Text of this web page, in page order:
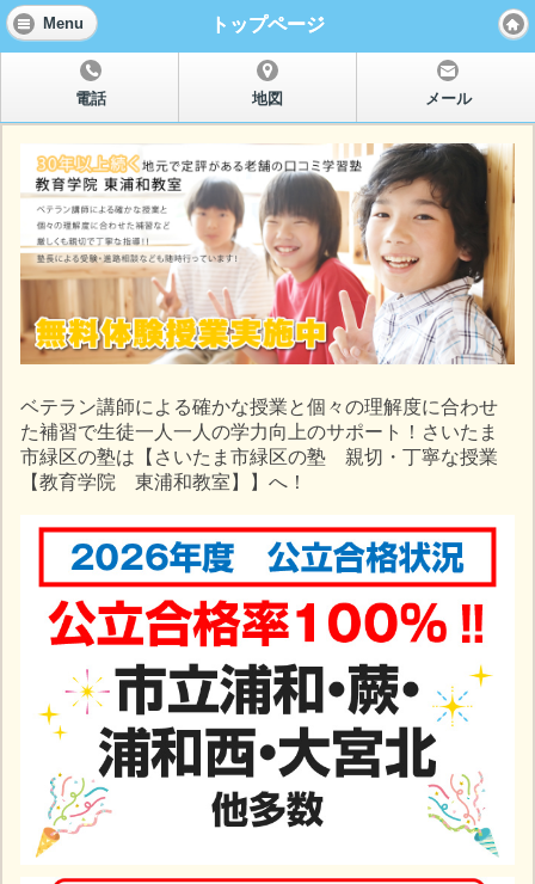
Menu トップページ
電話 地図 メール
ベテラン講師による確かな授業と個々の理解度に合わせ
た補習で生徒一人一人の学力向上のサポート！さいたま
市緑区の塾は【さいたま市緑区の塾 親切・丁寧な授業
【教育学院 東浦和教室】】へ！